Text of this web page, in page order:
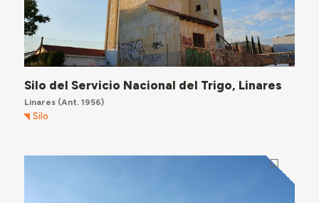
Silo del Servicio Nacional del Trigo, Linares
Linares(Ant. 1956)
Silo